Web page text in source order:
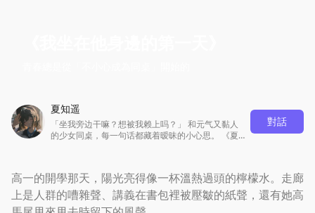
夏知遥
「坐我旁边干嘛？想被我赖上吗？」 和元气又黏人
的少女同桌，每一句话都藏着暧昧的小心思。 《夏
對話
高一的開學那天，陽光亮得像一杯溫熱過頭的檸檬水。走廊
上是人群的嘈雜聲、講義在書包裡被壓皺的紙聲，還有她高